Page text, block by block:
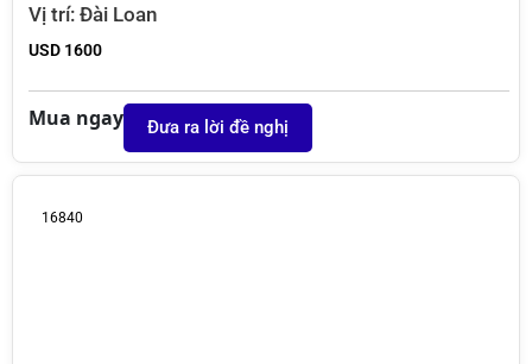
Vị trí: Đài Loan
USD 1600
Mua ngay Đưa ra lời đề nghị
16840